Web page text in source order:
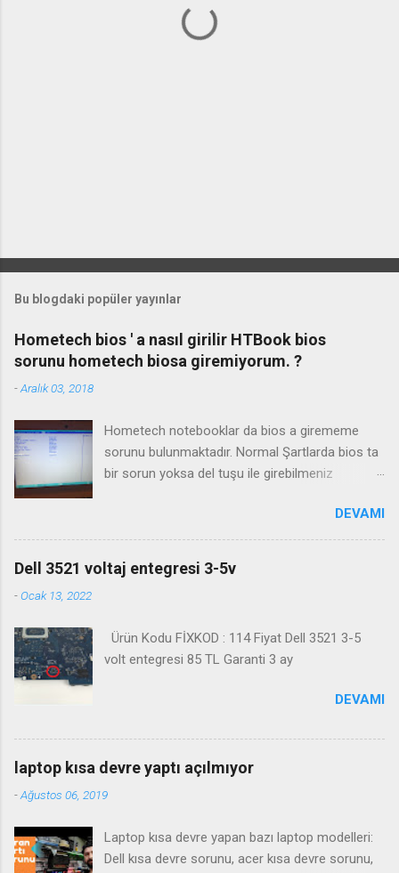
Bu blogdaki popüler yayınlar
Hometech bios ' a nasıl girilir HTBook bios
sorunu hometech biosa giremiyorum. ?
-Aralık 03, 2018
Hometech notebooklar da bios a girememe
sorunu bulunmaktadır. Normal Şartlarda bios ta
bir sorun yoksa del tuşu ile girebilmeniz
yaramaktadır. Biosa girme videosu izleyin
Kanalimiza abone olmayı unutmayın
DEVAMI
Dell 3521 voltaj entegresi 3-5v
-Ocak 13, 2022
Ürün Kodu FİXKOD : 114 Fiyat Dell 3521 3-5
volt entegresi 85 TL Garanti 3 ay
DEVAMI
laptop kısa devre yaptı açılmıyor
-Ağustos 06, 2019
Laptop kısa devre yapan bazı laptop modelleri:
Dell kısa devre sorunu, acer kısa devre sorunu,